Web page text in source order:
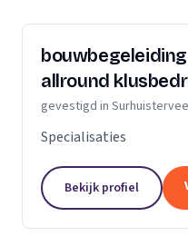
allround
gevestigd in
Specialisaties
Bekijk profiel